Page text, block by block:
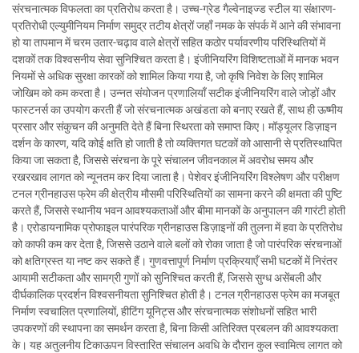
संरचनात्मक विफलता का प्रतिरोध करता है। उच्च-ग्रेड गैल्वेनाइज्ड स्टील या संक्षारण-
प्रतिरोधी एल्युमीनियम निर्माण समुद्र तटीय क्षेत्रों जहाँ नमक के संपर्क में आने की संभावना
हो या तापमान में चरम उतार-चढ़ाव वाले क्षेत्रों सहित कठोर पर्यावरणीय परिस्थितियों में
दशकों तक विश्वसनीय सेवा सुनिश्चित करता है। इंजीनियरिंग विशिष्टताओं में मानक भवन
नियमों से अधिक सुरक्षा कारकों को शामिल किया गया है, जो कृषि निवेश के लिए शामिल
जोखिम को कम करता है। उन्नत संयोजन प्रणालियाँ सटीक इंजीनियरिंग वाले जोड़ों और
फास्टनर्स का उपयोग करती हैं जो संरचनात्मक अखंडता को बनाए रखते हैं, साथ ही ऊष्मीय
प्रसार और संकुचन की अनुमति देते हैं बिना स्थिरता को समाप्त किए। मॉड्यूलर डिज़ाइन
दर्शन के कारण, यदि कोई क्षति हो जाती है तो व्यक्तिगत घटकों को आसानी से प्रतिस्थापित
किया जा सकता है, जिससे संरचना के पूरे संचालन जीवनकाल में अवरोध समय और
रखरखाव लागत को न्यूनतम कर दिया जाता है। पेशेवर इंजीनियरिंग विश्लेषण और परीक्षण
टनल ग्रीनहाउस फ्रेम की क्षेत्रीय मौसमी परिस्थितियों का सामना करने की क्षमता की पुष्टि
करते हैं, जिससे स्थानीय भवन आवश्यकताओं और बीमा मानकों के अनुपालन की गारंटी होती
है। एरोडायनामिक प्रोफाइल पारंपरिक ग्रीनहाउस डिज़ाइनों की तुलना में हवा के प्रतिरोध
को काफी कम कर देता है, जिससे उठाने वाले बलों को रोका जाता है जो पारंपरिक संरचनाओं
को क्षतिग्रस्त या नष्ट कर सकते हैं। गुणवत्तापूर्ण निर्माण प्रक्रियाएँ सभी घटकों में निरंतर
आयामी सटीकता और सामग्री गुणों को सुनिश्चित करती हैं, जिससे सुग्ध असेंबली और
दीर्घकालिक प्रदर्शन विश्वसनीयता सुनिश्चित होती है। टनल ग्रीनहाउस फ्रेम का मजबूत
निर्माण स्वचालित प्रणालियों, हीटिंग यूनिट्स और संरचनात्मक संशोधनों सहित भारी
उपकरणों की स्थापना का समर्थन करता है, बिना किसी अतिरिक्त प्रबलन की आवश्यकता
के। यह अतुलनीय टिकाऊपन विस्तारित संचालन अवधि के दौरान कुल स्वामित्व लागत को